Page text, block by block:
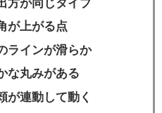
方が同じタイプ
が上がる点
ラインが滑らか
な丸みがある
が連動して動く